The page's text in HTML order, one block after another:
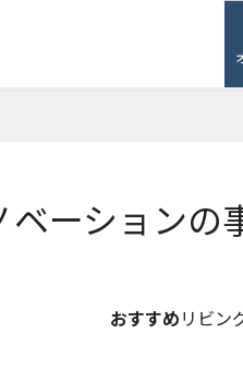
ーションの
おすすめリビン